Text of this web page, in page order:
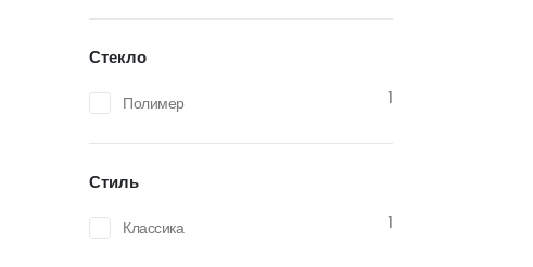
Стекло
Полимер 1
Стиль
Классика 1